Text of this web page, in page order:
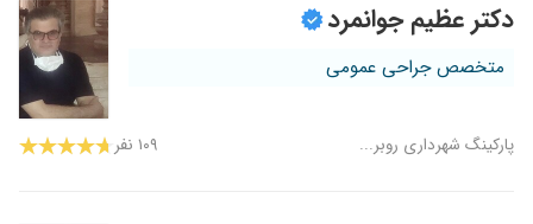
دکتر عظیم جوانمرد
متخصص جراحی عمومی
پارکینگ شهرداری روبر... ۱۰۹ نفر